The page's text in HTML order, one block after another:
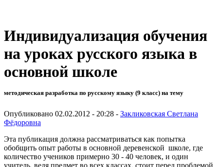
Индивидуализация обучения
на уроках русского языка в
основной школе
методическая разработка по русскому языку (9 класс) на тему
Опубликовано 02.02.2012 - 20:28 - Закликовская Светлана
Фёдоровна
Эта публикация должна рассматриваться как попытка
обобщить опыт работы в основной деревенской школе, где
количество учеников примерно 30 - 40 человек, и один
учитель, ведя предмет во всех классах, стоит перед проблемой